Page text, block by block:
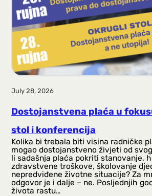
July 28, 2026
Dostojanstvena plaća u
stol i konferencija
Kolika bi trebala biti visina radničke
mogao dostojanstveno živjeti od
li sadašnja plaća pokriti stanovanje,
zdravstvene troškove, školovanje
nepredviđene životne situacije? Za
odgovor je i dalje – ne. Posljednjih
života rastu…